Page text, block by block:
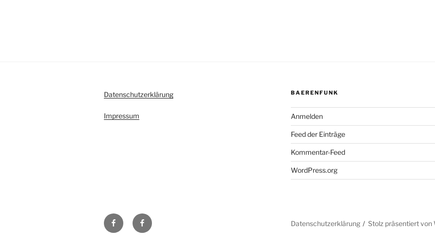
Datenschutzerklärung
Impressum
BAERENFUNK
Anmelden
Feed der Einträge
Kommentar-Feed
WordPress.org
H48
bei
Facebook-
Gruppe
Datenschutzerklärung Stolz präsentiert von